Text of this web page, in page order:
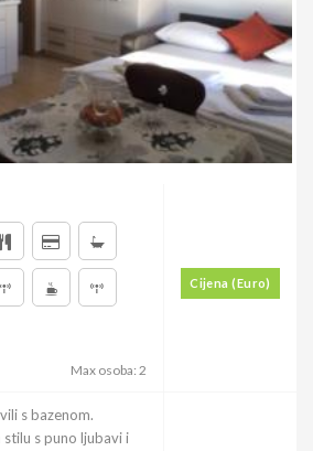
Max osoba: 2
Cijena (Euro)
s bazenom.
s puno ljubavi i